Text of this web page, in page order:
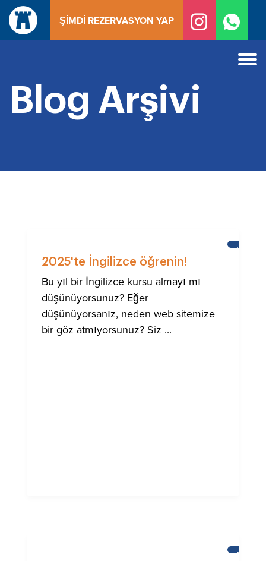
İçeriğe
geç
ŞIMDI REZERVASYON YAP
Blog Arşivi
KALE
2025'te İngilizce öğrenin!
Bu yıl bir İngilizce kursu almayı mı
düşünüyorsunuz? Eğer
düşünüyorsanız, neden web sitemize
bir göz atmıyorsunuz? Siz ...